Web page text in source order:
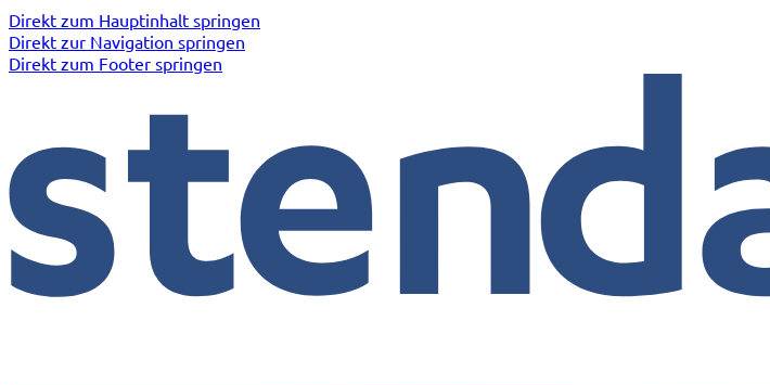
Direkt zum Hauptinhalt springen
Direkt zur Navigation springen
Direkt zum Footer springen